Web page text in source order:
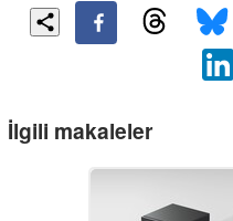
İlgili makaleler